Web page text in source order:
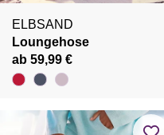
ELBSAND
Loungehose
ab 59,99 €